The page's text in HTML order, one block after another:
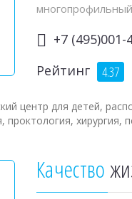
+7 (495)001-
Рейтинг
4.37
центр для детей,
хирургия,
Качество